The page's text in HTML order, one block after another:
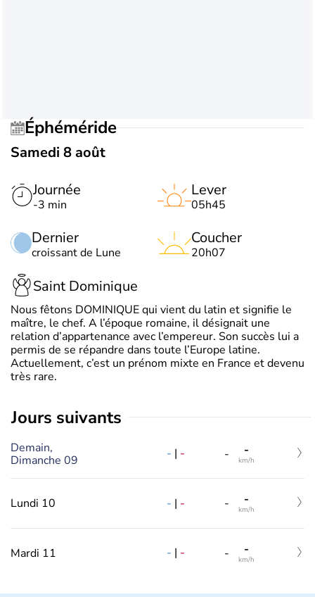
Éphéméride
Samedi 8 août
Journée
-3 min
Dernier
croissant de Lune
Lever
05h45
Coucher
20h07
Saint Dominique
Nous fêtons DOMINIQUE qui vient du latin et signifie le
maître, le chef. A l’époque romaine, il désignait une
relation d’appartenance avec l’empereur. Son succès lui a
permis de se répandre dans toute l’Europe latine.
Actuellement, c’est un prénom mixte en France et devenu
très rare.
jours suivants
Demain,
Dimanche 09
- | - - -
km/h
Lundi 10 - | - - -
km/h
Mardi 11 - | - - -
km/h